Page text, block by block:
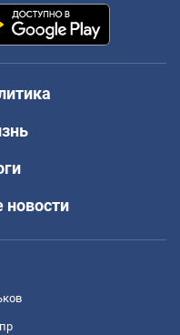
новости